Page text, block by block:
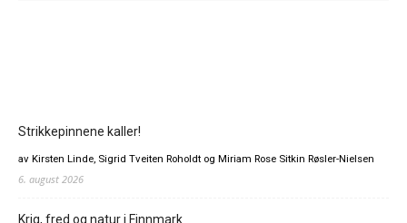
Strikkepinnene kaller!
av Kirsten Linde, Sigrid Tveiten Roholdt og Miriam Rose Sitkin Røsler-Nielsen
6. august 2026
Krig, fred og natur i Finnmark